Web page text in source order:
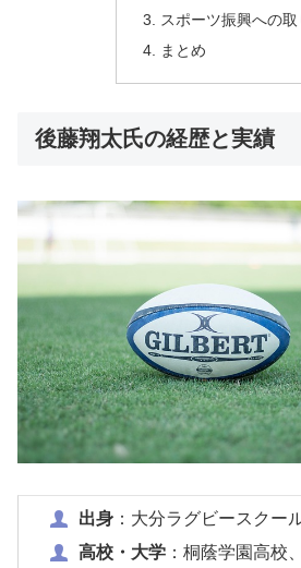
スポーツ振興への取
まとめ
後藤翔太氏の経歴と実績
出身：大分ラグビースクー
高校・大学：桐蔭学園高校